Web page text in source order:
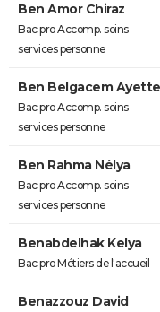
Ben Amor Chiraz
Bac pro Accomp. soins
services personne
Ben Belgacem Ayette
Bac pro Accomp. soins
services personne
Ben Rahma Nélya
Bac pro Accomp. soins
services personne
Benabdelhak Kelya
Bac pro Métiers de l'accueil
Benazzouz David